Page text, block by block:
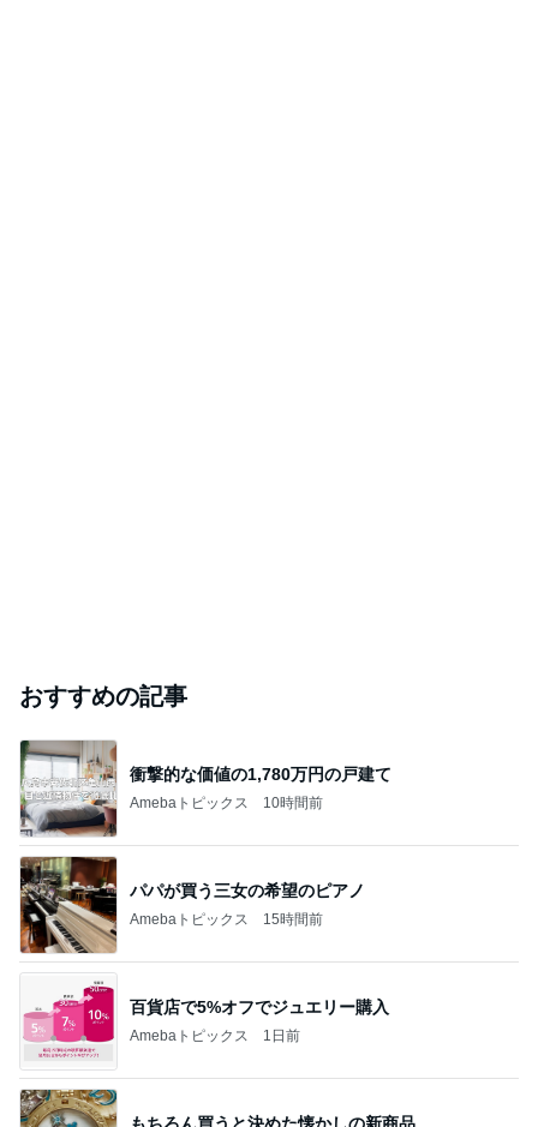
おすすめの記事
衝撃的な価値の1,780万円の戸建て
Amebaトピックス 10時間前
パパが買う三女の希望のピアノ
Amebaトピックス 15時間前
百貨店で5%オフでジュエリー購入
Amebaトピックス 1日前
もちろん買うと決めた懐かしの新商品